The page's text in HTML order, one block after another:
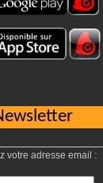
votre adresse email :